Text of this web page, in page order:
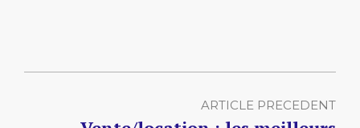
ARTICLE PRECEDENT